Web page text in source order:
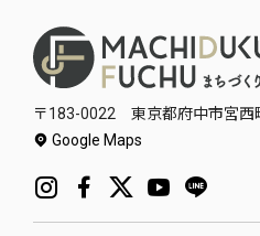
〒183-0022 東京都府中市宮
Google Maps